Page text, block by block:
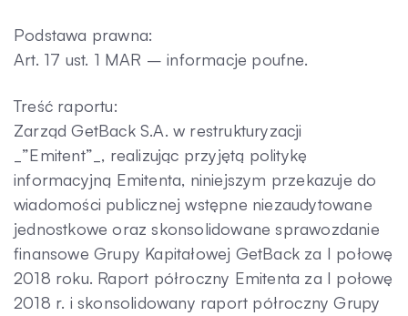
Podstawa prawna:
Art. 17 ust. 1 MAR – informacje poufne.
Treść raportu:
Zarząd GetBack S.A. w restrukturyzacji
_”Emitent”_, realizując przyjętą politykę
informacyjną Emitenta, niniejszym przekazuje do
wiadomości publicznej wstępne niezaudytowane
jednostkowe oraz skonsolidowane sprawozdanie
finansowe Grupy Kapitałowej GetBack za I połowę
2018 roku. Raport półroczny Emitenta za I połowę
2018 r. i skonsolidowany raport półroczny Grupy